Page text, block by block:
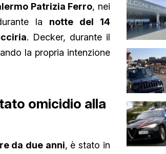
Patrizia Ferro, nei
la notte del 14
. Decker, durante il
la propria intenzione
omicidio alla
da due anni, è stato in